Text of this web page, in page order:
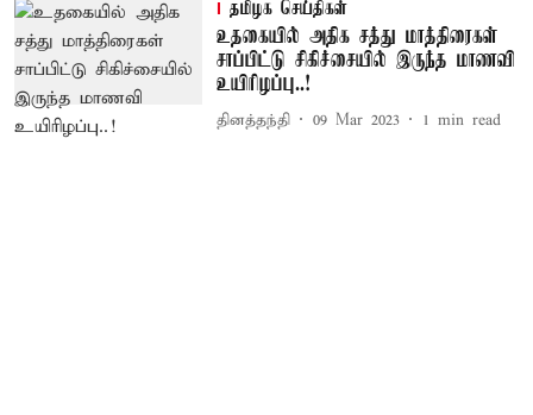
தமிழக செய்திகள்
உதகையில் அதிக சத்து மாத்திரைகள்
சாப்பிட்டு சிகிச்சையில் இருந்த மாணவி
உயிரிழப்பு..!
தினத்தந்தி 09 Mar 2023 1 min read